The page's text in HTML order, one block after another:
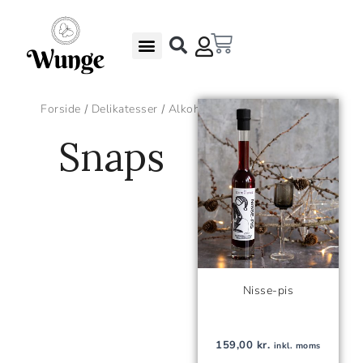
Kurv
Forside / Delikatesser / Alkohol / Snaps
Snaps
Nisse-pis
159,00 kr. inkl. moms